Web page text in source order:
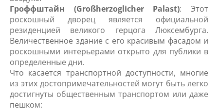
Гроффштайн (Großherzoglicher Palast): Этот
роскошный дворец является официальной
резиденцией великого герцога Люксембурга.
Величественное здание с его красивым фасадом и
роскошными интерьерами открыто для публики в
определенные дни.
Что касается транспортной доступности, многие
из этих достопримечательностей могут быть легко
достигнуты общественным транспортом или даже
пешком: